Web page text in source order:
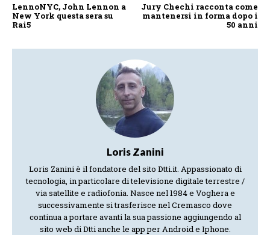
LennoNYC, John Lennon a
New York questa sera su
Rai5
Jury Chechi racconta come
mantenersi in forma dopo i
50 anni
Loris Zanini
Loris Zanini è il fondatore del sito Dtti.it. Appassionato di
tecnologia, in particolare di televisione digitale terrestre /
via satellite e radiofonia. Nasce nel 1984 e Voghera e
successivamente si trasferisce nel Cremasco dove
continua a portare avanti la sua passione aggiungendo al
sito web di Dtti anche le app per Android e Iphone.